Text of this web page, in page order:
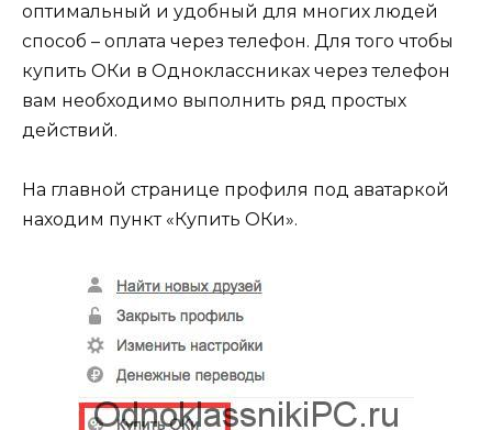
оптимальный и удобный для многих людей
способ – оплата через телефон. Для того чтобы
купить ОКи в Одноклассниках через телефон
вам необходимо выполнить ряд простых
действий.
На главной странице профиля под аватаркой
находим пункт «Купить ОКи».